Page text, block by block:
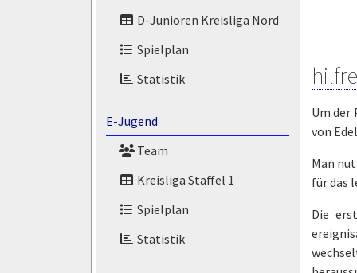
D-Junioren Kreisliga Nord
Spielplan
Statistik
E-Jugend
Team
Kreisliga Staffel 1
Spielplan
Statistik
Um der
von
Man
für das
Die